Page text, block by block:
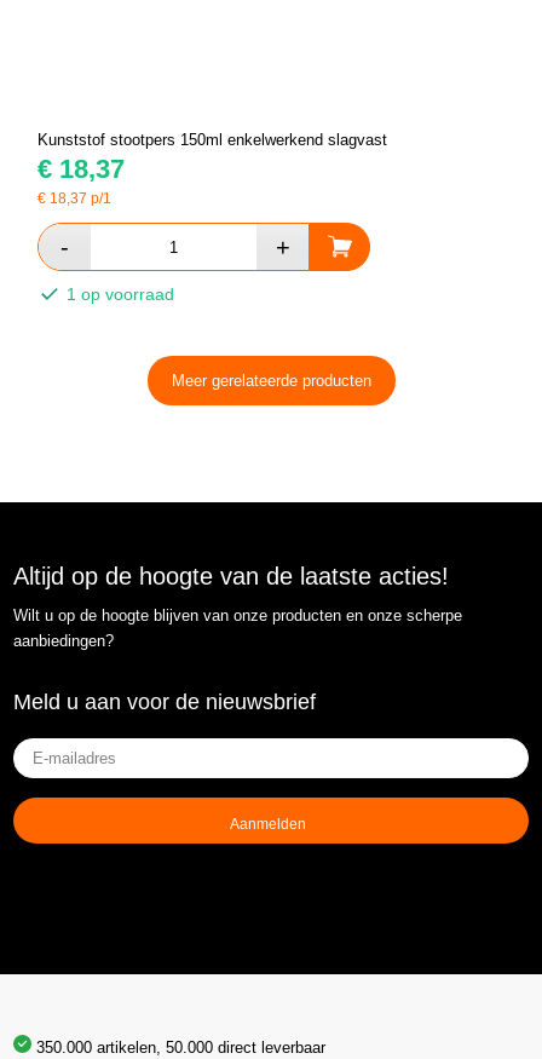
Kunststof stootpers 150ml enkelwerkend slagvast
€ 18,37
€ 18,37 p/1
1 op voorraad
Meer gerelateerde producten
Altijd op de hoogte van de laatste acties!
Wilt u op de hoogte blijven van onze producten en onze scherpe
aanbiedingen?
Meld u aan voor de nieuwsbrief
E-
mailadres
(Vereist)
350.000 artikelen, 50.000 direct leverbaar